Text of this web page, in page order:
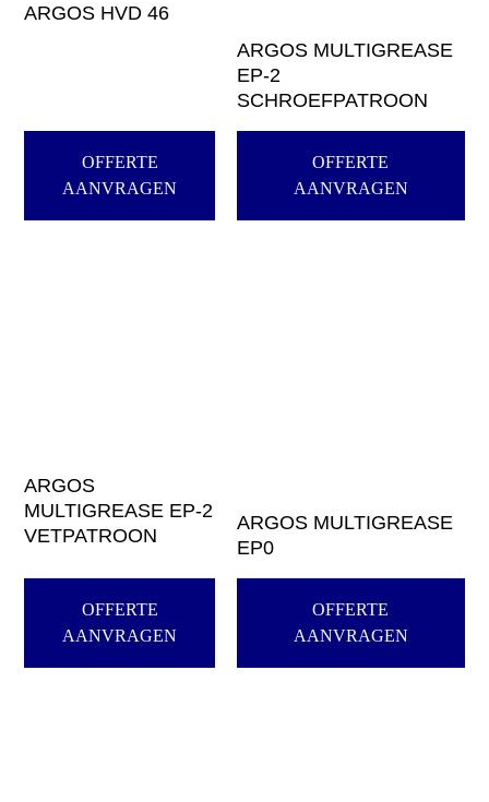
ARGOS HVD 46
OFFERTE
AANVRAGEN
ARGOS MULTIGREASE
EP-2
SCHROEFPATROON
OFFERTE
AANVRAGEN
ARGOS
MULTIGREASE EP-2
VETPATROON
OFFERTE
AANVRAGEN
ARGOS MULTIGREASE
EP0
OFFERTE
AANVRAGEN